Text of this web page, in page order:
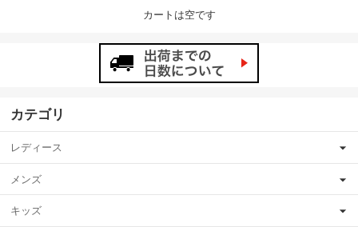
カートは空です
カテゴリ
レディース
メンズ
キッズ